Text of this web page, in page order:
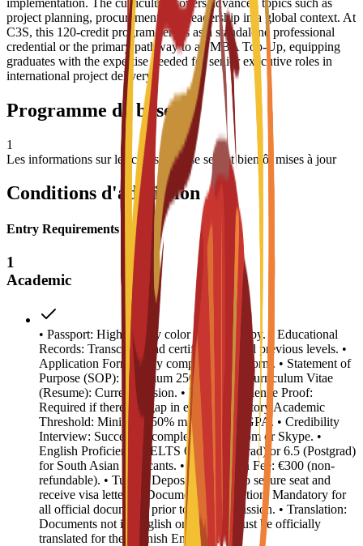
project planning, procurement, and leadership in a global context. At
C3S, this 120-credit program serves as a standalone professional
credential or the primary pathway to an MBA Top-Up, equipping
graduates with the expertise needed for senior executive roles in
international project delivery.
Programme de base
1
Les informations sur les cours de base seront bientôt mises à jour
Conditions d'admission
Entry Requirements
1
Academic
• Passport: High-quality color scanned copy. • Educational
Records: Transcripts and certificates for all previous levels. •
Application Form: Fully completed C3S form. • Statement of
Purpose (SOP): Minimum 250 words. • Curriculum Vitae
(Resume): Current version. • Work Experience Proof:
Required if there is a gap in education history.Academic
Threshold: Minimum 50% marks or 2.5 GPA. • Credibility
Interview: Successful completion via Zoom or Skype. •
English Proficiency: IELTS 6.0 (Undergrad) or 6.5 (Postgrad)
for South Asian applicants. • Registration Fee: €300 (non-
refundable). • Tuition Deposit: €4,500 (to secure seat and
receive visa letter). • Document Legalization: Mandatory for
all official documents prior to visa submission. • Translation:
Documents not in English or Spanish must be officially
translated for the Spanish Embassy.